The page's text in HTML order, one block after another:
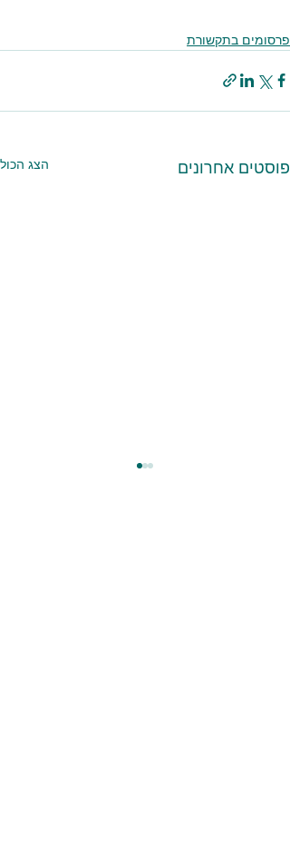
פרסומים בתקשורת
פוסטים אחרונים הצג הכול